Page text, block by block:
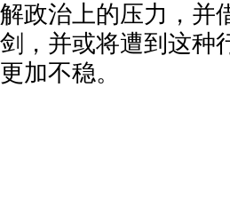
政治上的压力，并
，并或将遭到这种
加不稳。